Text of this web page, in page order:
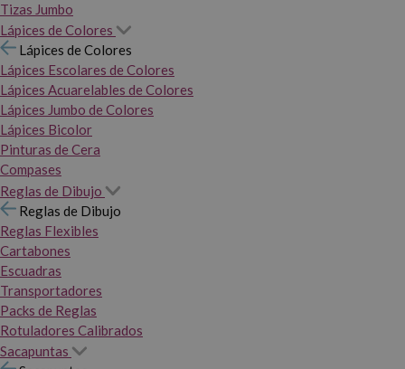
Tizas Jumbo
Lápices de Colores
Lápices de Colores
Lápices Escolares de Colores
Lápices Acuarelables de Colores
Lápices Jumbo de Colores
Lápices Bicolor
Pinturas de Cera
Compases
Reglas de Dibujo
Reglas de Dibujo
Reglas Flexibles
Cartabones
Escuadras
Transportadores
Packs de Reglas
Rotuladores Calibrados
Sacapuntas